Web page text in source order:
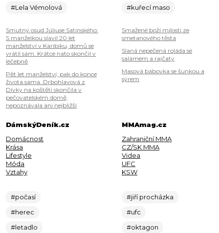
#Lela Vémolová
Smutný osud Júliuse Satinského:
S manželkou slavil 20 let
manželství v Karibiku, domů se
vrátil sám. Krátce nato skončil v
léčebně
Pět let manželství, pak do konce
života sama. Drbohlavová z
Dívky na koštěti skončila v
pečovatelském domě,
nepoznávala ani nejbližší
#kuřecí maso
Smažené boží milosti ze
smetanového těsta
Slaná nepečená roláda se
salámem a rajčaty
Masová bábovka se šunkou a
sýrem
DámskýDeník.cz
Domácnost
Krása
Lifestyle
Móda
Vztahy
#počasí
#herec
#letadlo
MMAmag.cz
Zahraniční MMA
CZ/SK MMA
Videa
UFC
KSW
#jiří procházka
#ufc
#oktagon